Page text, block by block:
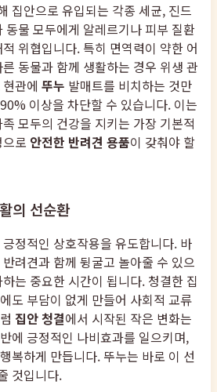
집안으로 유입되는 각종 세균, 진드
동물 모두에게 알레르기나 피부 질환
위협입니다. 특히 면역력이 약한 어
동물과 함께 생활하는 경우 위생 관
관에 뚜누 발매트를 비치하는 것만
이상을 차단할 수 있습니다. 이는
모두의 건강을 지키는 가장 기본적
로 안전한 반려견 용품이 갖춰야 할
의 선순환
정적인 상호작용을 유도합니다. 바
려견과 함께 뒹굴고 놀아줄 수 있으
는 중요한 시간이 됩니다. 청결한 집
도 부담이 없게 만들어 사회적 교류
집안 청결에서 시작된 작은 변화는
에 긍정적인 나비효과를 일으키며,
복하게 만듭니다. 뚜누는 바로 이 선
것입니다.